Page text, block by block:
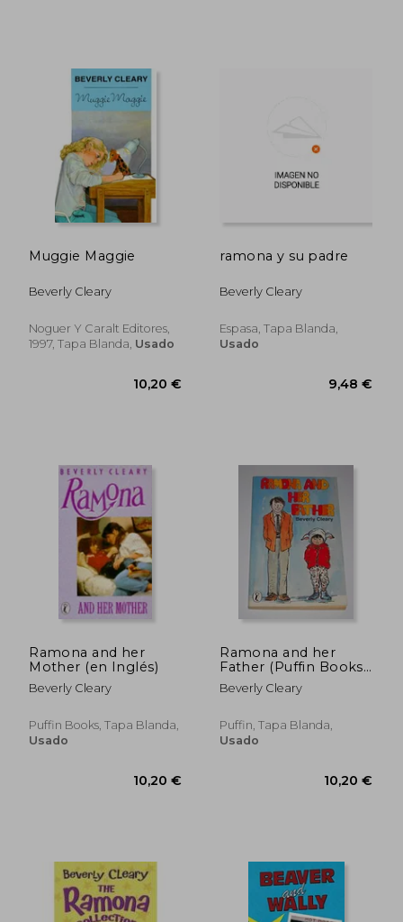
5% 5%
Muggie Maggie
Beverly Cleary
Noguer Y Caralt Editores,
1997, Tapa Blanda, Usado
ramona y su padre
Beverly Cleary
Espasa, Tapa Blanda,
Usado
Ramona and her
Mother (en Inglés)
Beverly Cleary
Puffin Books, Tapa Blanda,
Usado
Ramona and her
Father (Puffin Books)
(en Inglés)
Beverly Cleary
Puffin, Tapa Blanda,
Usado